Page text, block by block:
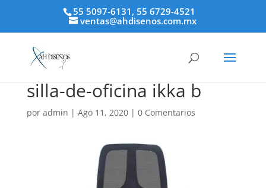
55 5097-6131, 55 6729-4521
ventas@ahdisenos.com.mx
silla-de-oficina ikka b
por admin | Ago 11, 2020| 0 Comentarios